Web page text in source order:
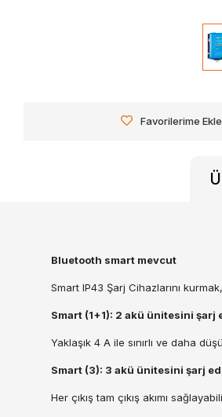
Favorilerime Ekle
Bluetooth smart mevcut
Smart IP43 Şarj Cihazlarını
Smart (1+1): 2 akü ünitesini şarj
Yaklaşık 4 A ile sınırlı ve daha
Smart (3): 3 akü ünitesini şarj
Her çıkış tam çıkış akımı